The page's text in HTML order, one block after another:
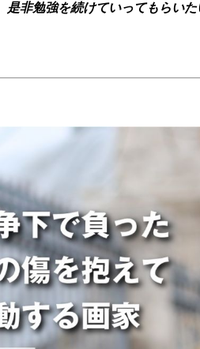
非勉強を続けていってもらい